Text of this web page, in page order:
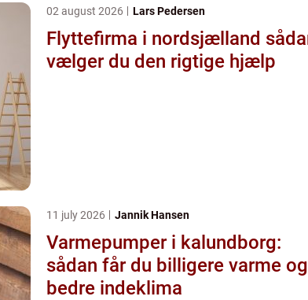
02 august 2026 Lars Pedersen
Flyttefirma i nordsjælland sådan
vælger du den rigtige hjælp
11 july 2026 Jannik Hansen
Varmepumper i kalundborg:
sådan får du billigere varme og
bedre indeklima